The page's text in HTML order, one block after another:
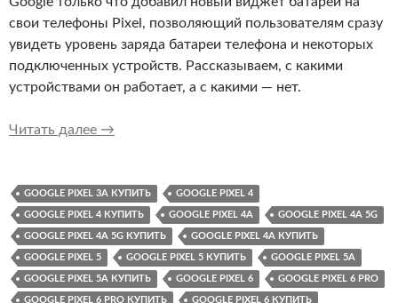
свои телефоны Pixel, позволяющий пользователям сразу
увидеть уровень заряда батареи телефона и некоторых
подключенных устройств. Рассказываем, с какими
устройствами он работает, а с какими — нет.
Читать далее Как работает новый виджет батареи в
→
GOOGLE PIXEL 3A КУПИТЬ GOOGLE PIXEL 4
GOOGLE PIXEL 4 КУПИТЬ GOOGLE PIXEL 4A GOOGLE PIXEL 4A 5G
GOOGLE PIXEL 4A 5G КУПИТЬ GOOGLE PIXEL 4A КУПИТЬ
GOOGLE PIXEL 5 GOOGLE PIXEL 5 КУПИТЬ GOOGLE PIXEL 5A
GOOGLE PIXEL 5A КУПИТЬ GOOGLE PIXEL 6 GOOGLE PIXEL 6 PRO
GOOGLE PIXEL 6 PRO КУПИТЬ GOOGLE PIXEL 6 КУПИТЬ